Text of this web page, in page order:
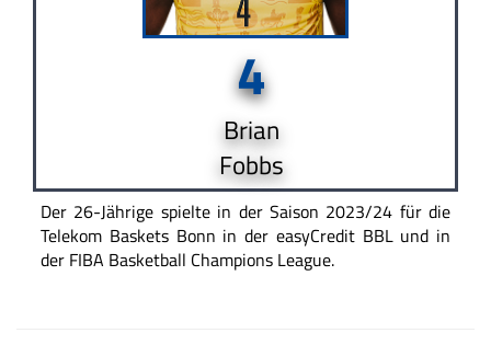
4
Brian
Fobbs
Der 26-Jährige spielte in der Saison 2023/24 für die
Telekom Baskets Bonn in der easyCredit BBL und in
der FIBA Basketball Champions League.